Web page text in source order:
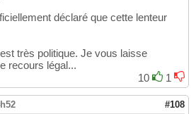
déclaré que cette lenteur
très politique. Je vous laisse
recours légal...
10
1
#108